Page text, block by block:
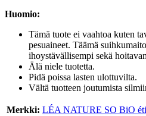
Huomio:
Tämä tuote ei vaahtoa kuten
pesuaineet. Täämä
ihoystävällisempi sekä
Älä niele tuotetta.
Pidä poissa lasten ulottuvilta.
Vältä tuotteen joutumista
Merkki: LÉA NATURE SO BiO